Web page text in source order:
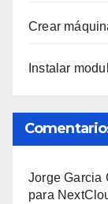
Crear
Instalar
Jorge Garcia
para